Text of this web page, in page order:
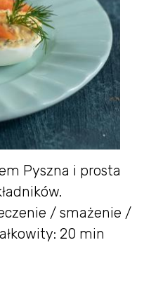
Pyszna i prosta
/ smażenie /
20 min